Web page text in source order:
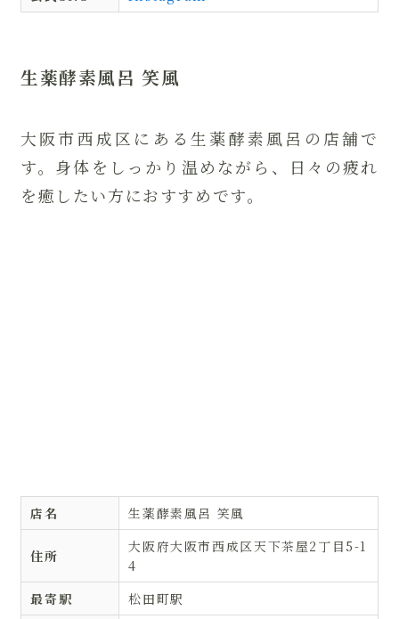
生薬酵素風呂 笑風
大阪市西成区にある生薬酵素風呂の店舗で
す。身体をしっかり温めながら、日々の疲れ
を癒したい方におすすめです。
店名 生薬酵素風呂 笑風
住所
大阪府大阪市西成区天下茶屋2丁目5-1
4
最寄駅
松田町駅